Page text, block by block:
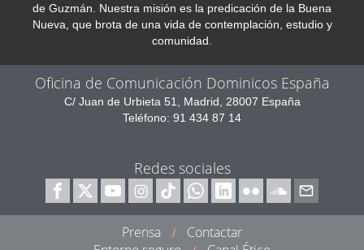
de Guzmán. Nuestra misión es la predicación de la Buena
Nueva, que brota de una vida de contemplación, estudio y
comunidad.
Oficina de Comunicación Dominicos España
C/ Juan de Urbieta 51, Madrid, 28007 España
Teléfono: 91 434 87 14
Redes sociales
Prensa /
Contactar